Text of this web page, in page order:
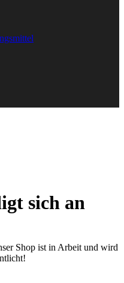
sich an
Shop ist in Arbeit und wird